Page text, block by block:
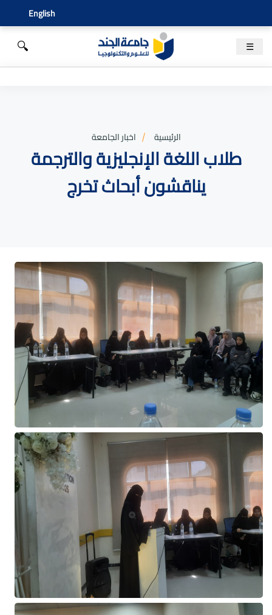
English
☰
🔍
الرئيسية اخبار الجامعة
طلاب اللغة الإنجليزية والترجمة
يناقشون أبحاث تخرج